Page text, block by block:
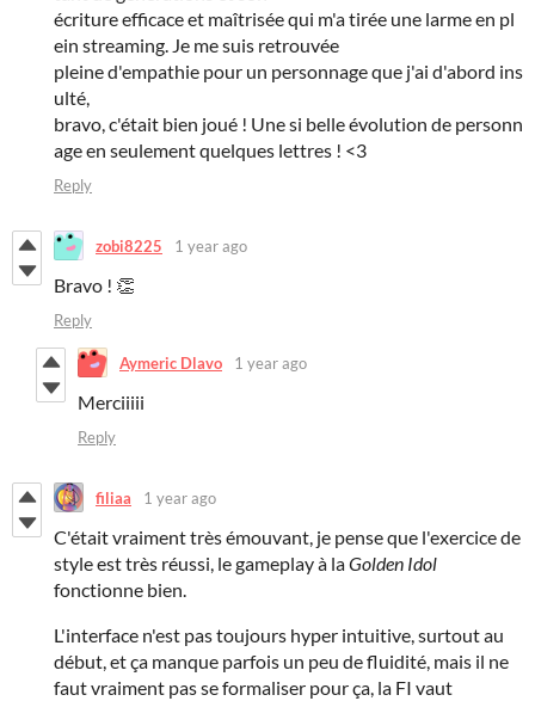
écriture efficace et maîtrisée qui m'a tirée une larme en pl
ein streaming. Je me suis retrouvée
pleine d'empathie pour un personnage que j'ai d'abord ins
ulté,
bravo, c'était bien joué ! Une si belle évolution de personn
age en seulement quelques lettres ! <3
Reply
zobi8225 1 year ago
Bravo ! 👏
Reply
Aymeric Dlavo 1 year ago
Merciiiii
Reply
filiaa 1 year ago
C'était vraiment très émouvant, je pense que l'exercice de
style est très réussi, le gameplay à laGolden Idol
fonctionne bien.
L'interface n'est pas toujours hyper intuitive, surtout au
début, et ça manque parfois un peu de fluidité, mais il ne
faut vraiment pas se formaliser pour ça, la FI vaut